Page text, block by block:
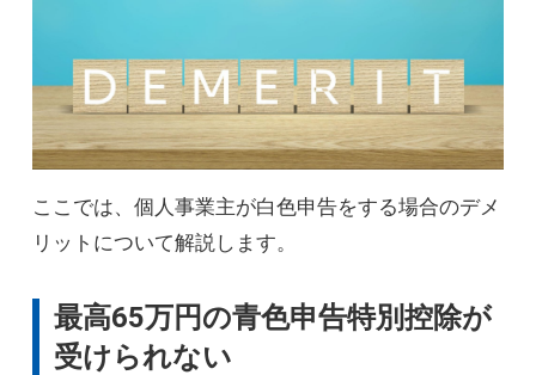
ここでは、個人事業主が白色申告をする場合のデメ
リットについて解説します。
最高65万円の青色申告特別控除が
受けられない